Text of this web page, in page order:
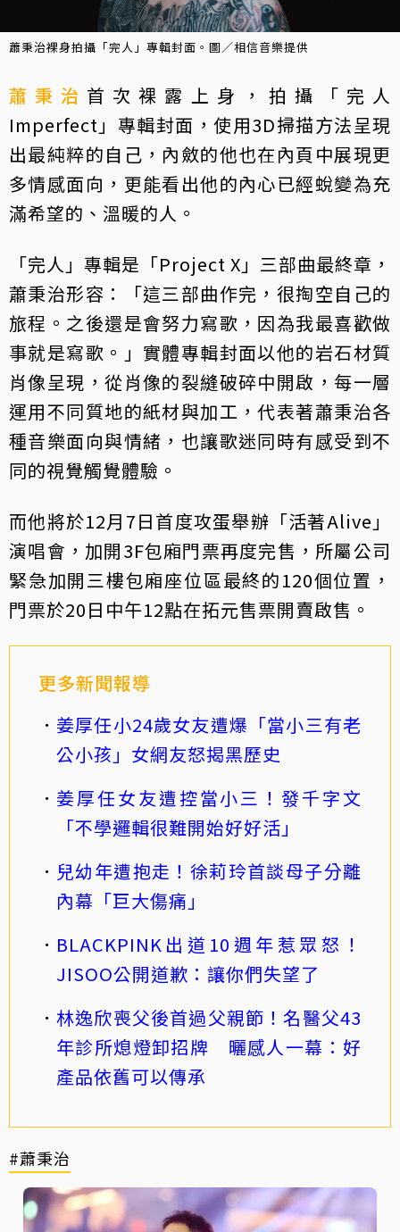
蕭秉治裸身拍攝「完人」專輯封面。圖／相信音樂提供
蕭秉治 首次裸露上身，拍攝「完人
Imperfect」專輯封面，使用3D掃描方法呈現
出最純粹的自己，內斂的他也在內頁中展現更
多情感面向，更能看出他的內心已經蛻變為充
滿希望的、溫暖的人。
「完人」專輯是「Project X」三部曲最終章，
蕭秉治形容：「這三部曲作完，很掏空自己的
旅程。之後還是會努力寫歌，因為我最喜歡做
事就是寫歌。」實體專輯封面以他的岩石材質
肖像呈現，從肖像的裂縫破碎中開啟，每一層
運用不同質地的紙材與加工，代表著蕭秉治各
種音樂面向與情緒，也讓歌迷同時有感受到不
同的視覺觸覺體驗。
而他將於12月7日首度攻蛋舉辦「活著Alive」
演唱會，加開3F包廂門票再度完售，所屬公司
緊急加開三樓包廂座位區最終的120個位置，
門票於20日中午12點在拓元售票開賣啟售。
更多新聞報導
姜厚任小24歲女友遭爆「當小三有老
公小孩」女網友怒揭黑歷史
姜厚任女友遭控當小三！發千字文
「不學邏輯很難開始好好活」
兒幼年遭抱走！徐莉玲首談母子分離
內幕「巨大傷痛」
BLACKPINK出道10週年惹眾怒！
JISOO公開道歉：讓你們失望了
林逸欣喪父後首過父親節！名醫父43
年診所熄燈卸招牌 曬感人一幕：好
產品依舊可以傳承
#蕭秉治